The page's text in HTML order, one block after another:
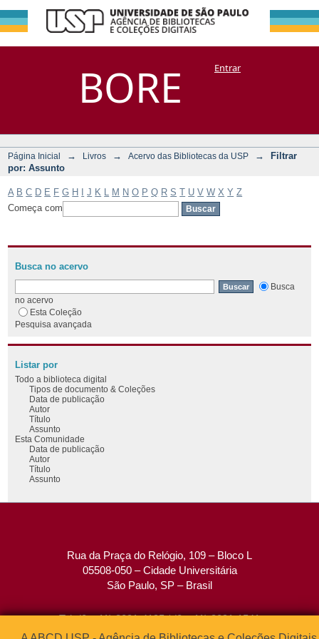
BORE
Filtrar por:
Assunto
DSpace/Manakin + CoriscoEntrar
Página Inicial → Livros → Acervo das Bibliotecas da USP →
Filtrar
por: Assunto
A B C D E F G H J K M N O P Q R S T U V W X Y Z
Começa com
Busca no acervo
Busca
no acervo
Esta Coleção
Pesquisa avançada
Listar por
Todo a biblioteca digital
Tipos de documento & Coleções
Data de publicação
Autor
Título
Assunto
Esta Comunidade
Data de publicação
Autor
Título
Assunto
Rua da Praça do Relógio, 109 – Bloco L
05508-050 – Cidade Universitária
São Paulo, SP – Brasil
Tel: (0xx11) 3091-4195 / (0xx11) 3091-1541
Fax: (0xx11) 3091-1567